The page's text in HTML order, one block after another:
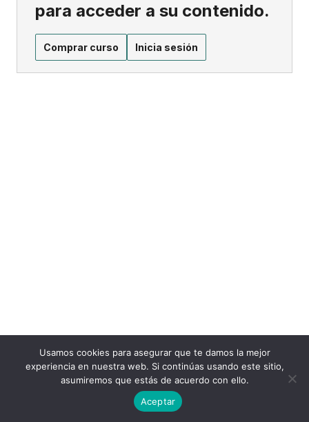
para acceder a su contenido.
Comprar curso Inicia sesión
Usamos cookies para asegurar que te damos la mejor
experiencia en nuestra web. Si continúas usando este sitio,
asumiremos que estás de acuerdo con ello.
Aceptar